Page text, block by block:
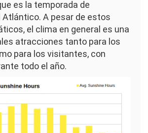
es la temporada de
Atlántico. A pesar de estos
el clima en general es una
atracciones tanto para los
para los visitantes, con
todo el año.